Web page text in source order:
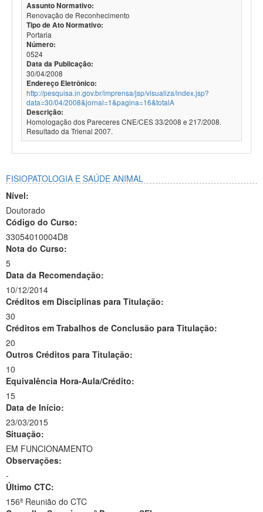
Assunto Normativo:
Renovação de Reconhecimento
Tipo de Ato Normativo:
Portaria
Número:
0524
Data da Publicação:
30/04/2008
Endereço Eletrônico:
http://pesquisa.in.gov.br/imprensa/jsp/visualiza/index.jsp?
data=30/04/2008&jornal=1&pagina=16&totalA
Descrição:
Homologação dos Pareceres CNE/CES 33/2008 e 217/2008.
Resultado da Trienal 2007.
FISIOPATOLOGIA E SAÚDE ANIMAL
Nível:
Doutorado
Código do Curso:
33054010004D8
Nota do Curso:
5
Data da Recomendação:
10/12/2014
Créditos em Disciplinas para Titulação:
30
Créditos em Trabalhos de Conclusão para Titulação:
20
Outros Créditos para Titulação:
10
Equivalência Hora-Aula/Crédito:
15
Data de Início:
23/03/2015
Situação:
EM FUNCIONAMENTO
Observações:
-
Último CTC:
156ª Reunião do CTC